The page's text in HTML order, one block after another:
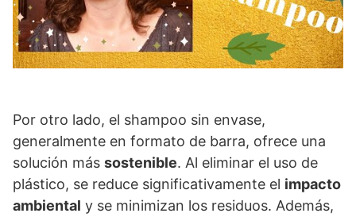
Por otro lado, el shampoo sin envase,
generalmente en formato de barra, ofrece una
solución más sostenible. Al eliminar el uso de
plástico, se reduce significativamente el impacto
ambiental y se minimizan los residuos. Además,